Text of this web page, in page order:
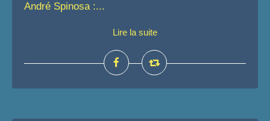
André Spinosa :...
Lire la suite